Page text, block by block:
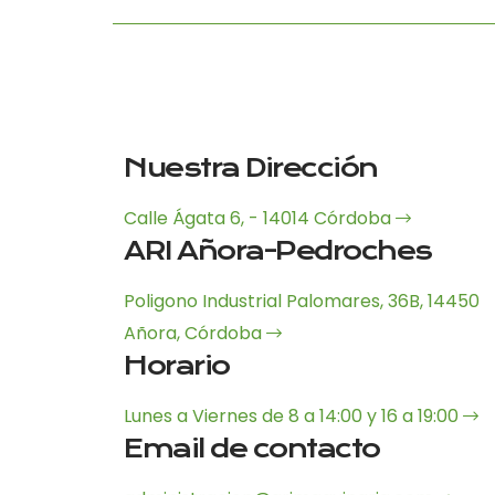
Nuestra Dirección
Calle Ágata 6, - 14014 Córdoba
ARI Añora-Pedroches
Poligono Industrial Palomares, 36B, 14450
Añora, Córdoba
Horario
Lunes a Viernes de 8 a 14:00 y 16 a 19:00
Email de contacto